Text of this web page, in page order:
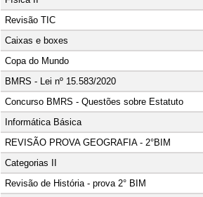
Revisão TIC
Caixas e boxes
Copa do Mundo
BMRS - Lei nº 15.583/2020
Concurso BMRS - Questões sobre Estatuto
Informática Básica
REVISÃO PROVA GEOGRAFIA - 2°BIM
Categorias II
Revisão de História - prova 2° BIM